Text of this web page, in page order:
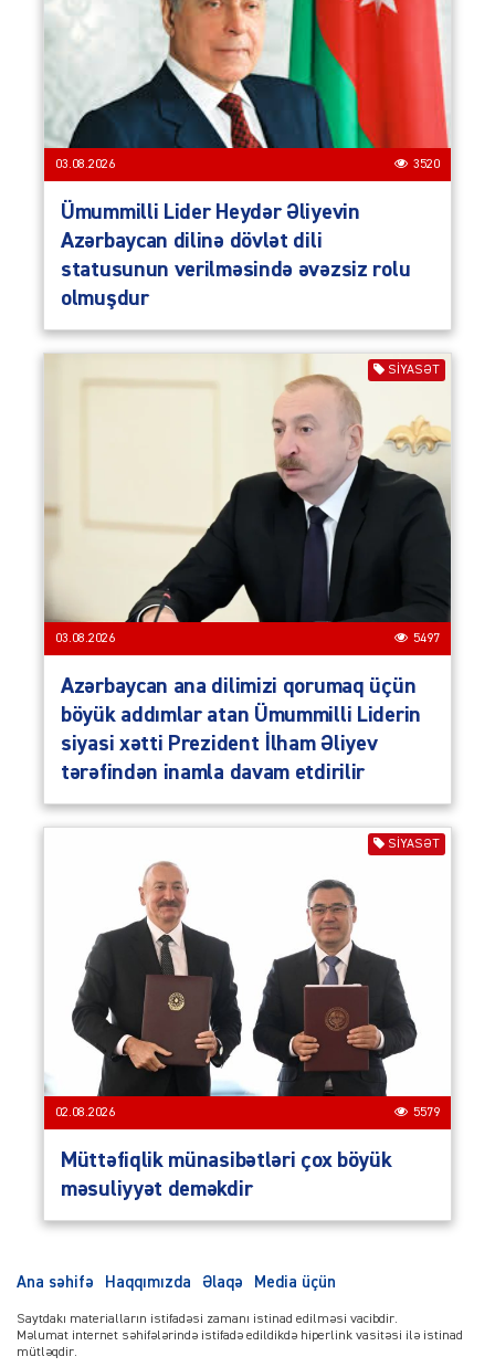
03.08.2026 3520
Ümummilli Lider Heydər Əliyevin
Azərbaycan dilinə dövlət dili
statusunun verilməsində əvəzsiz rolu
olmuşdur
SIYASƏT
03.08.2026 5497
Azərbaycan ana dilimizi qorumaq üçün
böyük addımlar atan Ümummilli Liderin
siyasi xətti Prezident İlham Əliyev
tərəfindən inamla davam etdirilir
SIYASƏT
02.08.2026 5579
Müttəfiqlik münasibətləri çox böyük
məsuliyyət deməkdir
Ana səhifə Haqqımızda Əlaqə Media üçün
Saytdakı materialların istifadəsi zamanı istinad edilməsi vacibdir.
Məlumat internet səhifələrində istifadə edildikdə hiperlink vasitəsi ilə istinad
mütləqdir.